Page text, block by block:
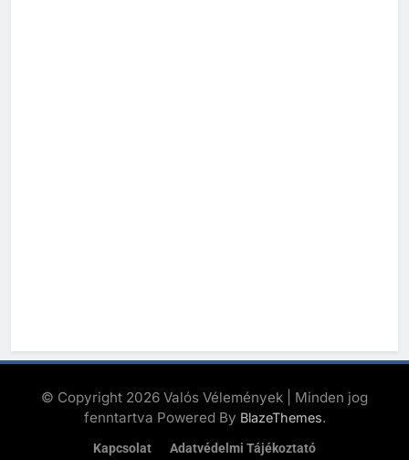
© Copyright 2026 Valós Vélemények | Minden jog
fenntartva Powered By BlazeThemes.
Kapcsolat Adatvédelmi Tájékoztató